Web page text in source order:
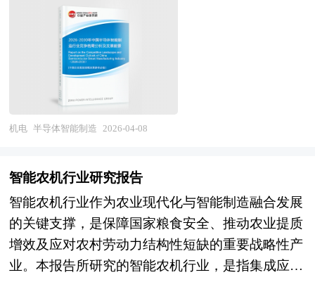
增长拉动材料需求，预计行业将保持高速增长，但
增速从"野蛮生长"向"稳健发展"转变，技术溢价与
成本控制能力决定企业竞争力。产业格局层面，具
备矿产资源掌控力、核心技术专利、规模化制造能
力及循环回收体系的头部企业将确立主导地位，行
业集中度加速提升，专业化企业在特定材料（高镍
产、化工、回收、装备）催生新型锂电材料企业，
而技术路线错误、资源保障不足、环保不达标的企
业将面临淘汰或整合。总体而言，锂电材料行业正
经历从"规模扩张"向"技术驱动"、从"资源依
赖"向"循环发展"、从"成本竞争"向"价值竞争"的历
经济等方面发挥积极的辐射、示范和带动作用，成
为城市经济腾飞的助推器。产业园区是区域经济发
展、产业调整和升级的重要空间聚集形式，担负着
聚集创新资源、培育新兴产业、推动城市化建设等
一系列的重要使命。园区的具体形式多种多样，主
要包括高新区、开发区、科技园、工业区、产业基
地、特色产业园等以及近来各地陆续提出的产业新
体和组成部分，现在园区经济效应已引起越来越多
人关注。国内外产业园区发展成功案例表明，产业
园区能够有效地创造聚集力，通过共享资源的、克
服外部负效应，带动关联产业的发展，从而有效地
推动产业集群的形成。产业园区所具有的性质和特
管控。作为半导体产业链中连接装备材料与芯片产
品的关键环节，智能制造涵盖了智能排产、工艺虚
拟仿真、缺陷智能检测、预测性设备维护、供应链
协同优化等全场景应用，是保障半导体制造高复杂
度、高投入、高风险特性的技术底座。在全球半导
体产业格局深度调整、中国加速构建自主可控产业
竞争成败的核心能力。 当前，中国半导体智能制
方面，国内晶圆厂在成熟制程领域的产能扩张持续
加速，对智能制造系统的本土化需求日益迫切，为
国产工业软件、智能检测设备、AI工艺优化方案提
供了宝贵的验证场景；另一方面，先进制程追赶面
机电 半导体智能制造 2026-04-08
智能农机行业研究报告
智能农机行业作为农业现代化与智能制造融合发展
的关键支撑，是保障国家粮食安全、推动农业提质
增效及应对农村劳动力结构性短缺的重要战略性产
业。本报告所研究的智能农机行业，是指集成应用